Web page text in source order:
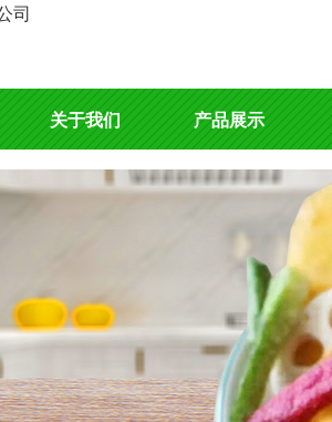
产品展示
关于我们